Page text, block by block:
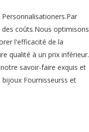
coûts.Nous optimisons
l'efficacité de la
qualité à un prix inférieur.
savoir-faire exquis et
Fournisseurss et